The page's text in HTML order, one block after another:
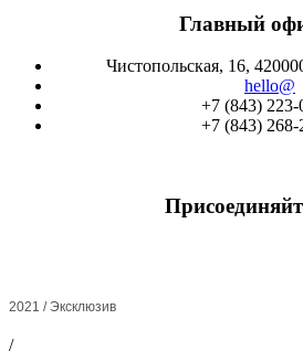
Главный
Чистопольская, 16,
hello@
+7 (843) 223-
+7 (843) 268-
2021 / Эксклюзив
/